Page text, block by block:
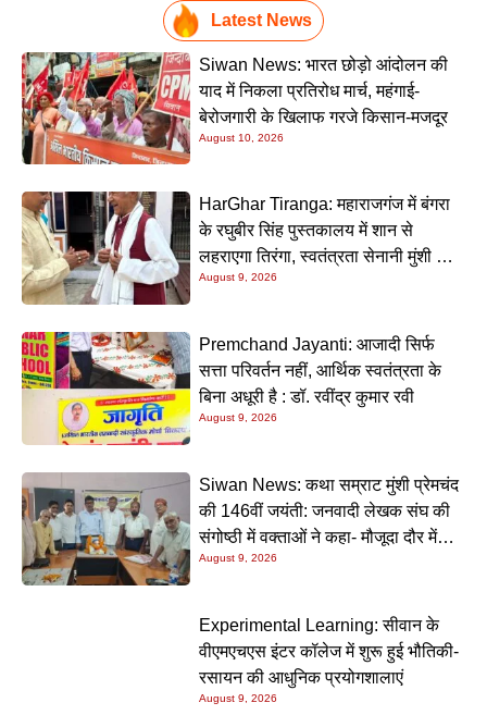
Latest News
Siwan News: भारत छोड़ो आंदोलन की
याद में निकला प्रतिरोध मार्च, महंगाई-
बेरोजगारी के खिलाफ गरजे किसान-मजदूर
August 10, 2026
HarGhar Tiranga: महाराजगंज में बंगरा
के रघुबीर सिंह पुस्तकालय में शान से
लहराएगा तिरंगा, स्वतंत्रता सेनानी मुंशी सिंह
होंगे मुख्य अतिथि
August 9, 2026
Premchand Jayanti: आजादी सिर्फ
सत्ता परिवर्तन नहीं, आर्थिक स्वतंत्रता के
बिना अधूरी है : डॉ. रवींद्र कुमार रवी
August 9, 2026
Siwan News: कथा सम्राट मुंशी प्रेमचंद
की 146वीं जयंती: जनवादी लेखक संघ की
संगोष्ठी में वक्ताओं ने कहा- मौजूदा दौर में
प्रेमचंद की रचनाएं और अधिक प्रासंगिक
August 9, 2026
Experimental Learning: सीवान के
वीएमएचएस इंटर कॉलेज में शुरू हुई भौतिकी-
रसायन की आधुनिक प्रयोगशालाएं
August 9, 2026